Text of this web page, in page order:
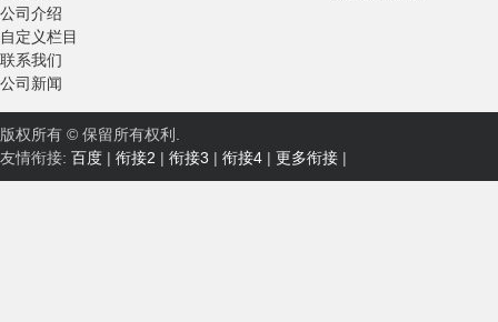
公司介绍
自定义栏目
联系我们
公司新闻
版权所有 © 保留所有权利.
友情衔接: 百度 | 衔接2 | 衔接3 | 衔接4 | 更多衔接 |